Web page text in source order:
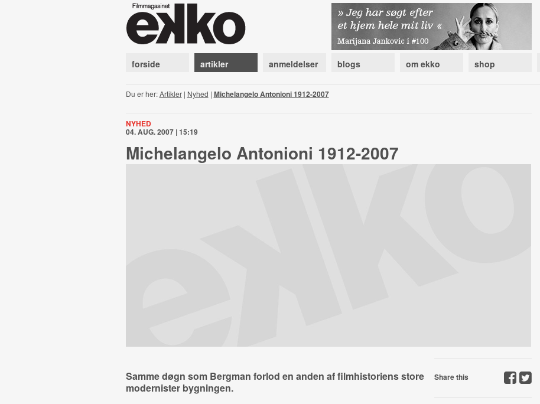
forside artikler anmeldelser blogs om ekko shop
Du er her:Artikler| Nyhed | Michelangelo Antonioni 1912-2007
NYHED
04. AUG. 2007 | 15:19
Michelangelo Antonioni 1912-2007
Samme døgn som Bergman forlod en anden af filmhistoriens store
modernister bygningen.
Share this